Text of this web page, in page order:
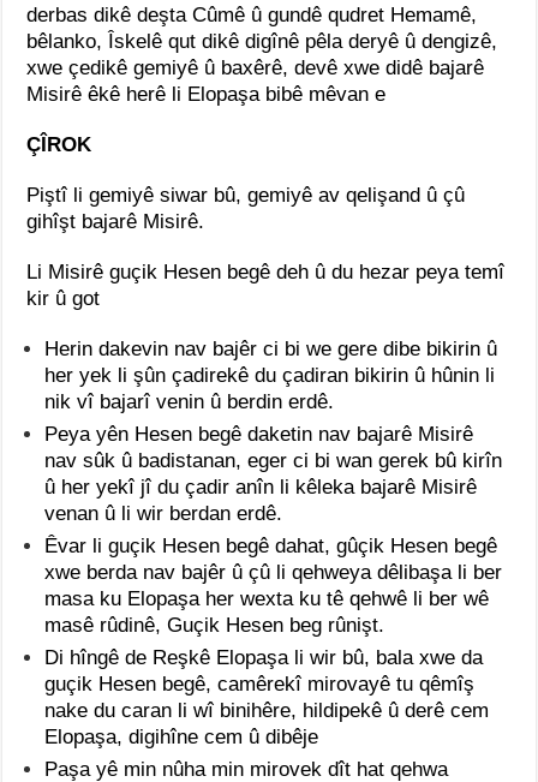
derbas dikê deşta Cûmê û gundê qudret Hemamê,
bêlanko, Îskelê qut dikê digînê pêla deryê û dengizê,
xwe çedikê gemiyê û baxêrê, devê xwe didê bajarê
Misirê êkê herê li Elopaşa bibê mêvan e
ÇÎROK
Piştî li gemiyê siwar bû, gemiyê av qelişand û çû
gihîşt bajarê Misirê.
Li Misirê guçik Hesen begê deh û du hezar peya temî
kir û got
Herin dakevin nav bajêr ci bi we gere dibe bikirin û
her yek li şûn çadirekê du çadiran bikirin û hûnin li
nik vî bajarî venin û berdin erdê.
Peya yên Hesen begê daketin nav bajarê Misirê
nav sûk û badistanan, eger ci bi wan gerek bû kirîn
û her yekî jî du çadir anîn li kêleka bajarê Misirê
venan û li wir berdan erdê.
Êvar li guçik Hesen begê dahat, gûçik Hesen begê
xwe berda nav bajêr û çû li qehweya dêlibaşa li ber
masa ku Elopaşa her wexta ku tê qehwê li ber wê
masê rûdinê, Guçik Hesen beg rûnişt.
Di hîngê de Reşkê Elopaşa li wir bû, bala xwe da
guçik Hesen begê, camêrekî mirovayê tu qêmîş
nake du caran li wî binihêre, hildipekê û derê cem
Elopaşa, digihîne cem û dibêje
Paşa yê min nûha min mirovek dît hat qehwa